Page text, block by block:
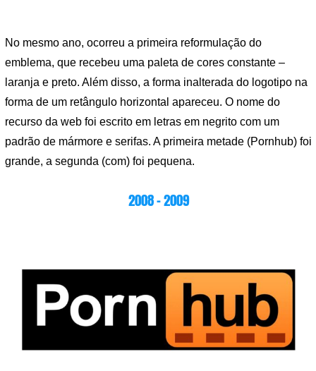
No mesmo ano, ocorreu a primeira reformulação do
emblema, que recebeu uma paleta de cores constante –
laranja e preto. Além disso, a forma inalterada do logotipo na
forma de um retângulo horizontal apareceu. O nome do
recurso da web foi escrito em letras em negrito com um
padrão de mármore e serifas. A primeira metade (Pornhub) foi
grande, a segunda (com) foi pequena.
2008 – 2009